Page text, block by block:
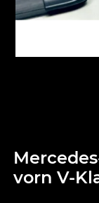
vorn V-